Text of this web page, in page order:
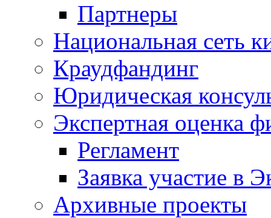
Партнеры
Национальная сеть
Краудфандинг
Юридическая
Экспертная оценка
Регламент
Заявка участие в
Архивные проекты